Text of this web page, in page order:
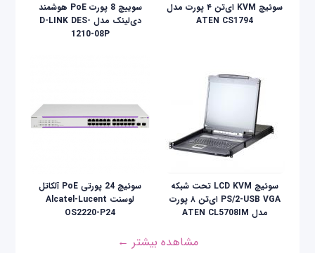
سوئیچ KVM ای‌تن ۴ پورت مدل
ATEN CS1794
سوییچ 8 پورت PoE هوشمند
دی‌لینک مدل D-LINK DES-
1210-08P
سوئيچ LCD KVM تحت شبکه
PS/2-USB VGA ای‌تن ۸ پورت
مدل ATEN CL5708IM
سوئیچ 24 پورتی PoE آلکاتل
لوسنت Alcatel-Lucent
OS2220-P24
مشاهده بیشتر ←